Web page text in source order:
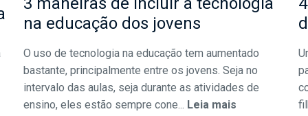
na educação dos jovens
O uso de tecnologia na educação tem aumentado
bastante, principalmente entre os jovens. Seja no
intervalo das aulas, seja durante as atividades de
ensino, eles estão sempre cone... Leia mais